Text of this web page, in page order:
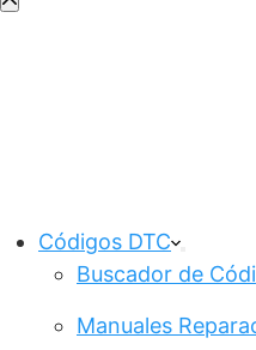
Códigos DTC
Buscador de
Manuales